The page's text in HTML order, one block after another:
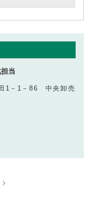
当
1－1－86 中央卸売